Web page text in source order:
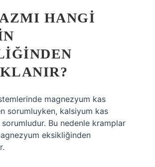
HANGI
magnezyum kas
sorumluyken, kalsiyum kas
sorumludur. Bu nedenle kramplar
eksikliğinden